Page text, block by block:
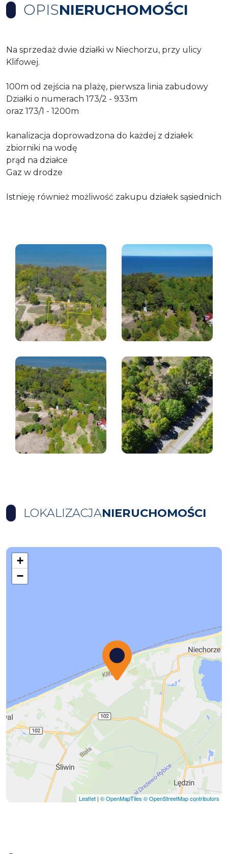
OPISNIERUCHOMOŚCI
Na sprzedaż dwie działki w Niechorzu, przy ulicy
Klifowej.
100m od zejścia na plażę, pierwsza linia zabudowy
Działki o numerach 173/2 - 933m
oraz 173/1 - 1200m
kanalizacja doprowadzona do każdej z działek
zbiorniki na wodę
prąd na działce
Gaz w drodze
Istnieję również możliwość zakupu działek sąsiednich
LOKALIZACJANIERUCHOMOŚCI
+
−
Leaflet | © OpenMapTiles © OpenStreetMap contributors